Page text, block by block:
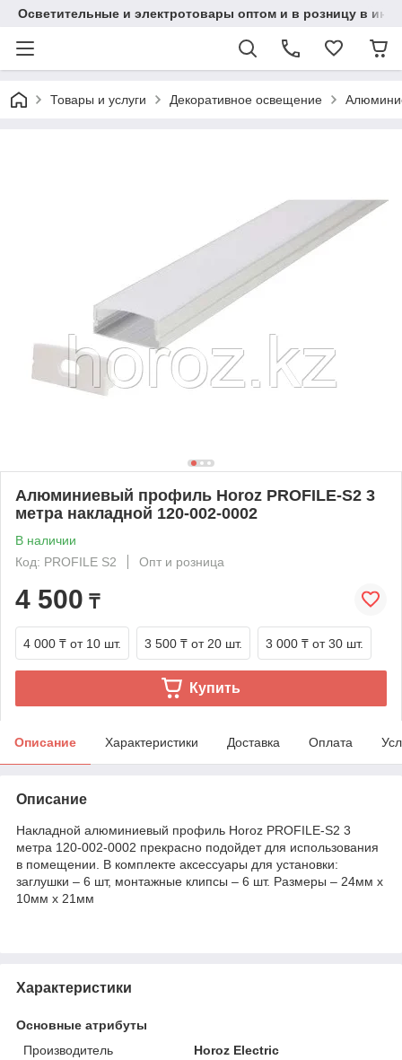
Осветительные и электротовары оптом и в розницу в
Товары и услуги Декоративное освещение
Алюминиевый профиль Horoz PROFILE-S2 3
метра накладной 120-002-0002
В наличии
Код: PROFILE S2
Опт и розница
4 500 ₸
4 000 ₸ от 10 шт. 3 500 ₸ от 20 шт. 3 000 ₸ от 30 шт.
Купить
Описание Характеристики Доставка Оплата
Описание
Накладной алюминиевый профиль Horoz PROFILE-S2 3
метра 120-002-0002 прекрасно подойдет для использования
в помещении. В комплекте аксессуары для установки:
заглушки – 6 шт, монтажные клипсы – 6 шт. Размеры – 24мм х
10мм х 21мм
Характеристики
Основные атрибуты
Производитель
Horoz Electric